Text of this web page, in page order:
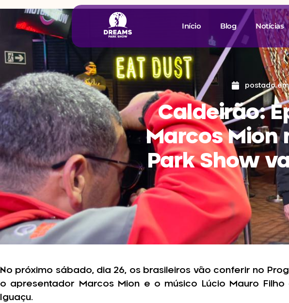
Início Blog Notícias
postado em
Caldeirão:
Marcos Mion
Park Show
No próximo sábado, dia 26, os brasileiros vão conferir no
o apresentador Marcos Mion e o músico Lúcio Mauro
Iguaçu.